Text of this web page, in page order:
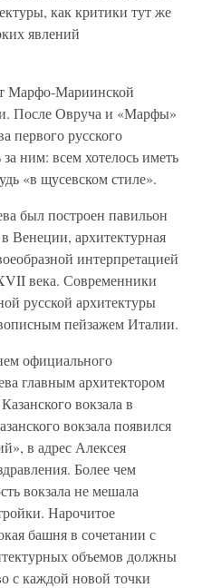
как критики тут же
явлений
Марфо-Мариинской
После Овруча и «Марфы»
первого русского
ним: всем хотелось иметь
«в щусевском стиле».
был построен павильон
Венеции, архитектурная
интерпретацией
века. Современники
русской архитектуры
пейзажем Италии.
официального
главным архитектором
вокзала в
вокзала появился
в адрес Алексея
Более чем
вокзала не мешала
Нарочитое
башня в сочетании с
объемов должны
с каждой новой точки